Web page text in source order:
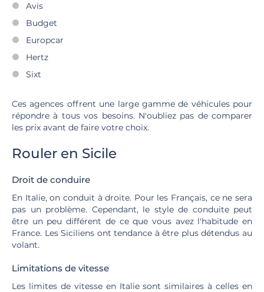
Avis
Budget
Europcar
Hertz
Sixt
Ces agences offrent une large gamme de véhicules pour
répondre à tous vos besoins. N'oubliez pas de comparer
les prix avant de faire votre choix.
Rouler en Sicile
Droit de conduire
En Italie, on conduit à droite. Pour les Français, ce ne sera
pas un problème. Cependant, le style de conduite peut
être un peu différent de ce que vous avez l'habitude en
France. Les Siciliens ont tendance à être plus détendus au
volant.
Limitations de vitesse
Les limites de vitesse en Italie sont similaires à celles en